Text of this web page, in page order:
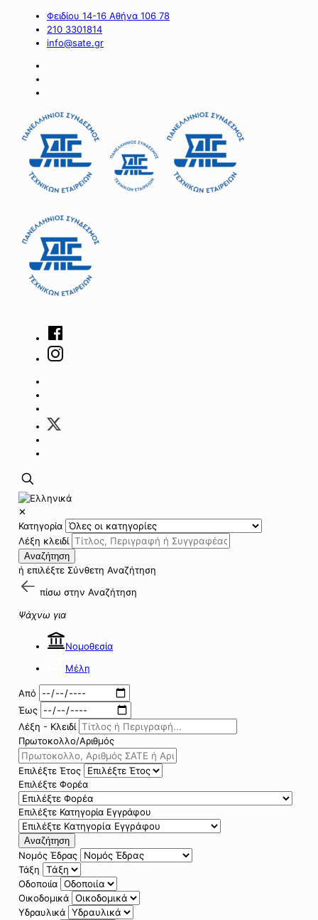
Φειδίου 14-16 Αθήνα 106 78
210 3301814
info@sate.gr
✕
Κατηγορία
Λέξη κλειδί
Αναζήτηση
ή επιλέξτε Σύνθετη Αναζήτηση
πίσω στην Αναζήτηση
Ψάχνω για
Νομοθεσία
Μέλη
Από
Έως
Λέξη - Κλειδί
Πρωτοκολλο/Αριθμός
Επιλέξτε Έτος
Επιλέξτε Φορέα
Επιλέξτε Κατηγορία Εγγράφου
Αναζήτηση
Νομός Έδρας
Τάξη
Οδοποιία
Οικοδομικά
Υδραυλικά